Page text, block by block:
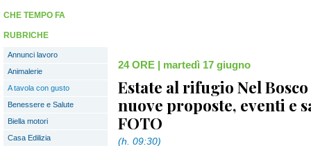
CHE TEMPO FA
RUBRICHE
Annunci lavoro
Animalerie
A tavola con gusto
Benessere e Salute
Biella motori
Casa Edilizia
24 ORE | martedì 17 giugno
Estate al rifugio Nel
nuove proposte, eventi e
FOTO
(h. 09:30)